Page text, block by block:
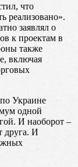
что
реализовано».
заявлял о
к проектам в
также
включая
Украине
одной
И наоборот –
друга. И